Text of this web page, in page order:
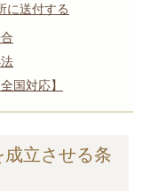
に送付する
国対応】
立させる条